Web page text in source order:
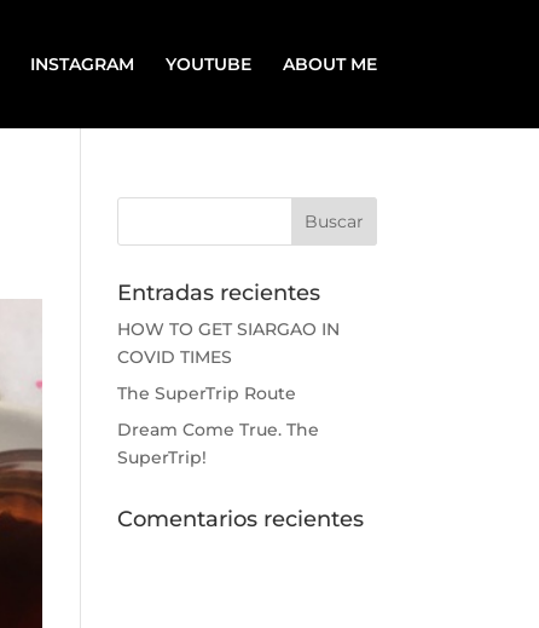
INSTAGRAM YOUTUBE ABOUT ME
Entradas recientes
HOW TO GET SIARGAO IN
COVID TIMES
The SuperTrip Route
Dream Come True. The
SuperTrip!
Comentarios recientes